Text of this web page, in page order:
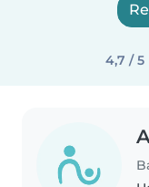
4,7 / 5